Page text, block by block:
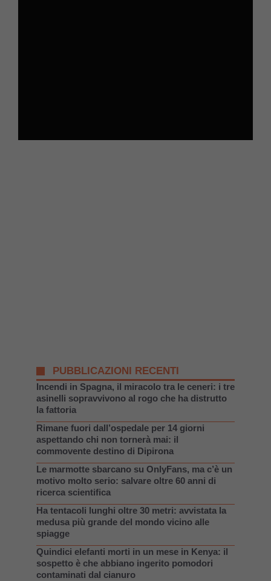
PUBBLICAZIONI RECENTI
Incendi in Spagna, il miracolo tra le ceneri: i tre
asinelli sopravvivono al rogo che ha distrutto
la fattoria
Rimane fuori dall’ospedale per 14 giorni
aspettando chi non tornerà mai: il
commovente destino di Dipirona
Le marmotte sbarcano su OnlyFans, ma c’è un
motivo molto serio: salvare oltre 60 anni di
ricerca scientifica
Ha tentacoli lunghi oltre 30 metri: avvistata la
medusa più grande del mondo vicino alle
spiagge
Quindici elefanti morti in un mese in Kenya: il
sospetto è che abbiano ingerito pomodori
contaminati dal cianuro